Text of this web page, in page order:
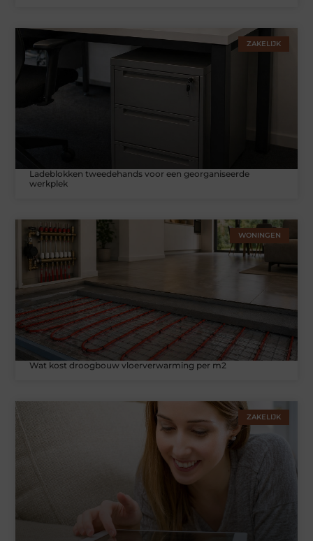
ZAKELIJK
Ladeblokken tweedehands voor een georganiseerde
werkplek
WONINGEN
Wat kost droogbouw vloerverwarming per m2
ZAKELIJK